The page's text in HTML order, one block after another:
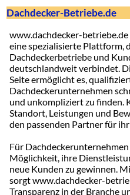
Dachdecker-Betriebe.de
www.dachdecker-
eine spezialisierte Plattform,
Dachdeckerbetriebe und
deutschlandweit verbindet.
Seite ermöglicht es,
Dachdeckerunternehmen
und unkompliziert zu finden.
Standort, Leistungen und
den passenden Partner für
Für
Möglichkeit, ihre
neue Kunden zu gewinnen.
sorgt www.dachdecker-
Transparenz in der Branche